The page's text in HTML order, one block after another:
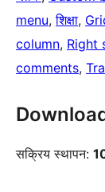
menu, शिक्षा,
column, Right
comments,
सक्रिय स्थापन: